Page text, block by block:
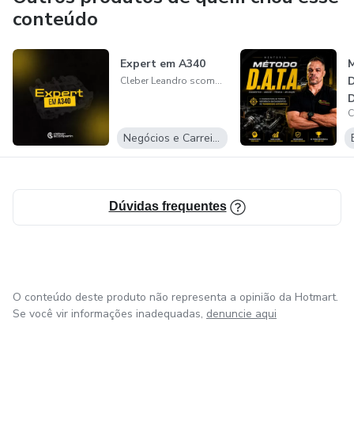
conteúdo
Expert em A340
Cleber Leandro scomparin
Negócios e Carreira
Dúvidas frequentes
O conteúdo deste produto não representa a opinião da Hotmart.
Se você vir informações inadequadas, denuncie aqui